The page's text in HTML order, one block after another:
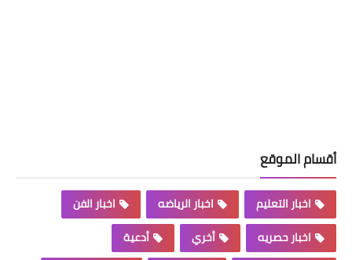
أقسام الموقع
اخبار التعليم اخبار الرياضه
اخبار الفن
اخبار حصريه
أخري
أدعية